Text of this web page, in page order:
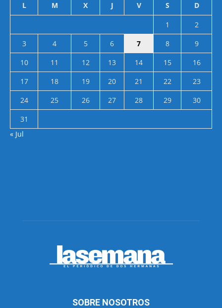
L M X J V S D
1
2
3
4 5 6 7 8
9
10
11 12 13 14 15
16
17
18 19 20 21 22
23
24
25 26 27 28 29
30
31
« Jul
SOBRE NOSOTROS